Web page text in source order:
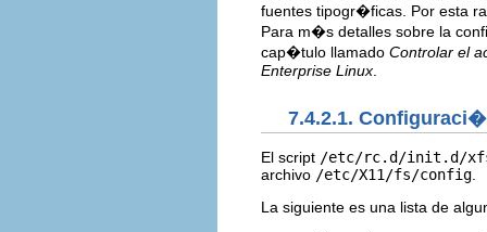
fuentes tipogr�ficas. Por esta
Para m�s detalles sobre la
cap�tulo llamado Controlar el
Enterprise Linux
7.4.2.1.
El script /etc/rc.d/init.d/
archivo /etc/X11/fs/config
La siguiente es una lista de